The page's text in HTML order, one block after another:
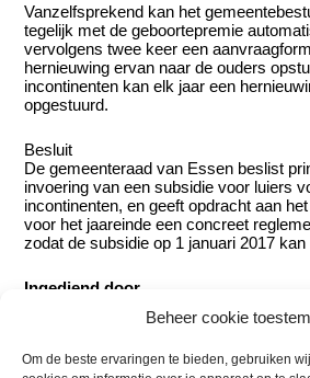
Beheer cookie
Om de beste ervaringen te bieden, gebruiken
Vanzelfsprekend kan het
tegelijk met de geboortepremie
vervolgens twee keer een
hernieuwing ervan naar de ouders
incontinenten kan elk jaar een
opgestuurd.
Besluit
De gemeenteraad van Essen beslist
invoering van een subsidie voor luiers
incontinenten, en geeft opdracht aan
voor het jaareinde een concreet
zodat de subsidie op 1 januari 2017 kan
Ingediend door